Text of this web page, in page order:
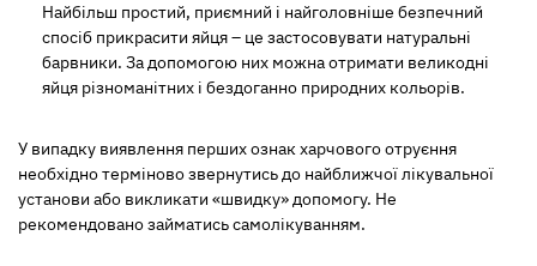
Найбільш простий, приємний і найголовніше безпечний
спосіб прикрасити яйця – це застосовувати натуральні
барвники. За допомогою них можна отримати великодні
яйця різноманітних і бездоганно природних кольорів.
У випадку виявлення перших ознак харчового отруєння
необхідно терміново звернутись до найближчої лікувальної
установи або викликати «швидку» допомогу. Не
рекомендовано займатись самолікуванням.